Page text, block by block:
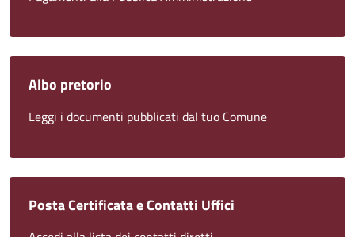
Albo pretorio
Leggi i documenti pubblicati dal tuo Comune
Posta Certificata e Contatti Uffici